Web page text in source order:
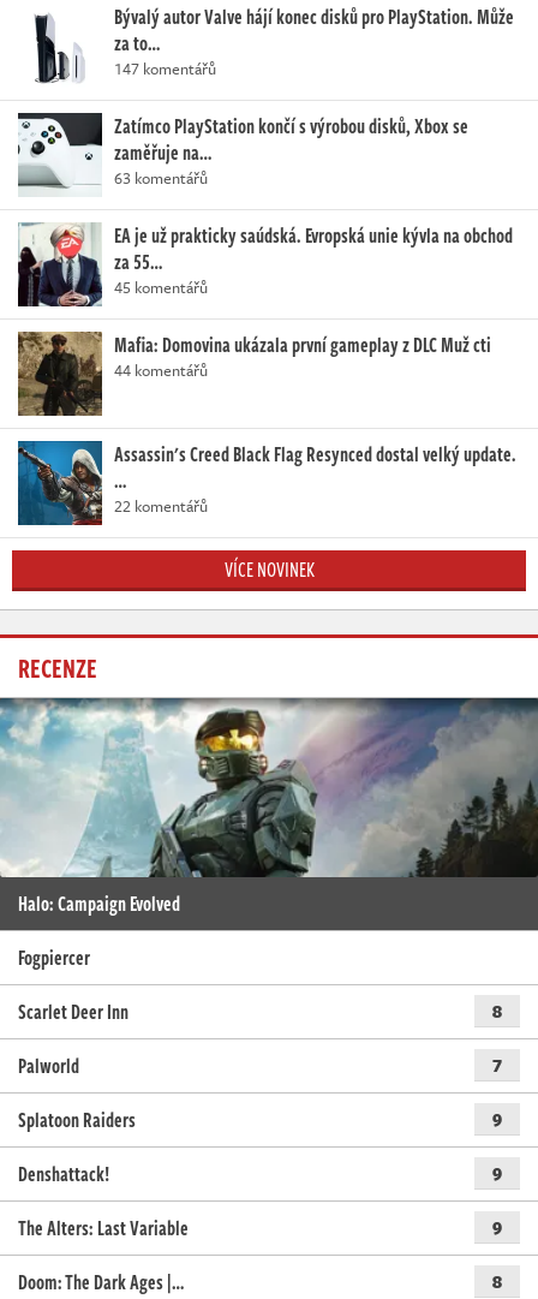
Bývalý autor Valve hájí konec disků pro PlayStation. Může
za to…
147 komentářů
Zatímco PlayStation končí s výrobou disků, Xbox se
zaměřuje na…
63 komentářů
EA je už prakticky saúdská. Evropská unie kývla na obchod
za 55…
45 komentářů
Mafia: Domovina ukázala první gameplay z DLC Muž cti
44 komentářů
Assassin's Creed Black Flag Resynced dostal velký update.
…
22 komentářů
VÍCE NOVINEK
RECENZE
Halo: Campaign Evolved
Fogpiercer
Scarlet Deer Inn
8
Palworld 7
Splatoon Raiders 9
Denshattack! 9
The Alters: Last Variable 9
Doom: The Dark Ages |… 8